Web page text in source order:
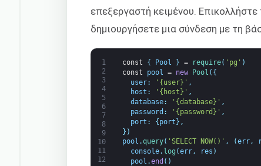
επεξεργαστή κειμένου.
δημιουργήσετε μια σύνδεση με τη
1
2
3
4
5
6
7
8
9
10
11
12
const { Pool } = require( 'pg' )
const
pool = new Pool ( {
user: '{user}' ,
host : '{host}' ,
database: '{database}' ,
password : '{password}' ,
port : {port} ,
} )
pool .query( 'SELECT NOW()' , (err,
console. log (err, res )
pool .end ( )